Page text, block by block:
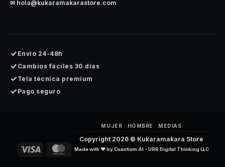
✉ hola@kukaramakarastore.com
✓ Envío 24-48h
✓ Cambios fáciles 30 días
✓ Tela técnica premium
✓ Pago seguro
Visa MasterCard
MUJER HOMBRE MEDIAS
Copyright 2026 © Kukaramakara Store
Made with ❤️ byCuantium AI - URB Digital Thinking LLC